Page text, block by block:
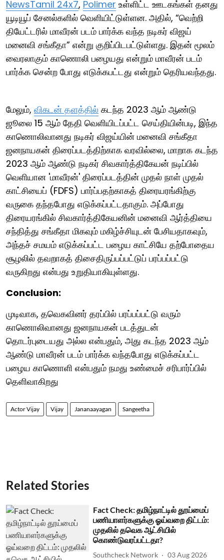
NewsTamil 24x7, Polimer உள்ளிட்ட ஊடகங்கள் தனது
யூடியூப் சேனல்களில் வெளியிட்டுள்ளன. அதில், “வெற்றி
தியேட்டரில் மாவீரன் படம் பார்க்க வந்த நடிகர் விஜய்
மனைவி சங்கீதா” என்று குறிப்பிடபட்டுள்ளது. இதன் மூலம்
வைரலாகும் காணொலி பழையது என்றும் மாவீரன் படம்
பார்க்க சென்ற போது எடுக்கபட்டது என்றும் தெரியவந்தது.
மேலும், விகடன் தளத்தில் கடந்த 2023 ஆம் ஆண்டு
ஜூலை 15 ஆம் தேதி வெளியிடப்பட்ட செய்தியின்படி, இந்த
காணொலிவானது நடிகர் விஜய்யின் மனைவி சங்கீதா
ஜனநாயகன் திரைப்படத்திற்காக வரவில்லை, மாறாக கடந்த
2023 ஆம் ஆண்டு நடிகர் சிவகார்த்திகேயன் நடிப்பில்
வெளியான 'மாவீரன்' திரைப்படத்தின் முதல் நாள் முதல்
காட்சியைப் (FDFS) பார்ப்பதற்காகத் திரையரங்கிற்கு
வருகை தந்தபோது எடுக்கப்பட்டதாகும். அப்போது
திரையரங்கில் சிவகார்த்திகேயனின் மனைவி ஆர்த்தியை
சந்தித்து சங்கீதா மிகவும் மகிழ்ச்சியுடன் பேசியதாகவும்,
அந்தச் சமயம் எடுக்கப்பட்ட பழைய காட்சியே தற்போதைய
சூழலில் தவறாகத் திசைதிருப்பப்பட்டுப் பரப்பப்பட்டு
வருகிறது என்பது உறுதியாகியுள்ளது.
Conclusion:
முடிவாக, தவெகவினர் தரப்பில் பரப்பப்பட்டு வரும்
காணொலிவானது ஜனநாயகன் படத்துடன்
தொடர்புடையது அல்ல என்பதும், அது கடந்த 2023 ஆம்
ஆண்டு மாவீரன் படம் பார்க்க வந்தபோது எடுக்கப்பட்ட
பழைய காணொளி என்பதும் நமது உண்மைச் சரிபார்ப்பில்
தெளிவாகிறது
Actor Vijay Vijay Jananaayagan Sangeetha
Related Stories
Fact Check: தமிழ்நாட்டில் தூய்மைப்
பணியாளர்களுக்கு ஓய்வறை திட்டம்:
முதலில் தவெக ஆட்சியில்
கொண்டுவரப்பட்டதா?
Southcheck Network 03 Aug 2026